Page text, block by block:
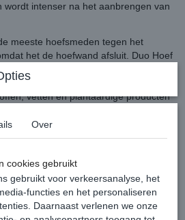
wordt intenser na het aanbrengen van
meeste hoefsmeden tegen het
het de hoefwand afsluit. Duo Hoef
olie is trekt het direct in de
vetten en plantaardige producten
het er aan de buitenkant tijdelijk
van binnenuit de hoef droog wordt en
brokkelhoeven vergroot.
en Vitamine A en D. Glycerine trekt
van vitamine A en D ontstaat er een
en een betere structuur van de hoef.
dat Duo Hoef de hoeven verbetert,
Over
cookies gebruikt
gebruikt voor verkeersanalyse, het
functies en het personaliseren
Daarnaast verlenen we onze